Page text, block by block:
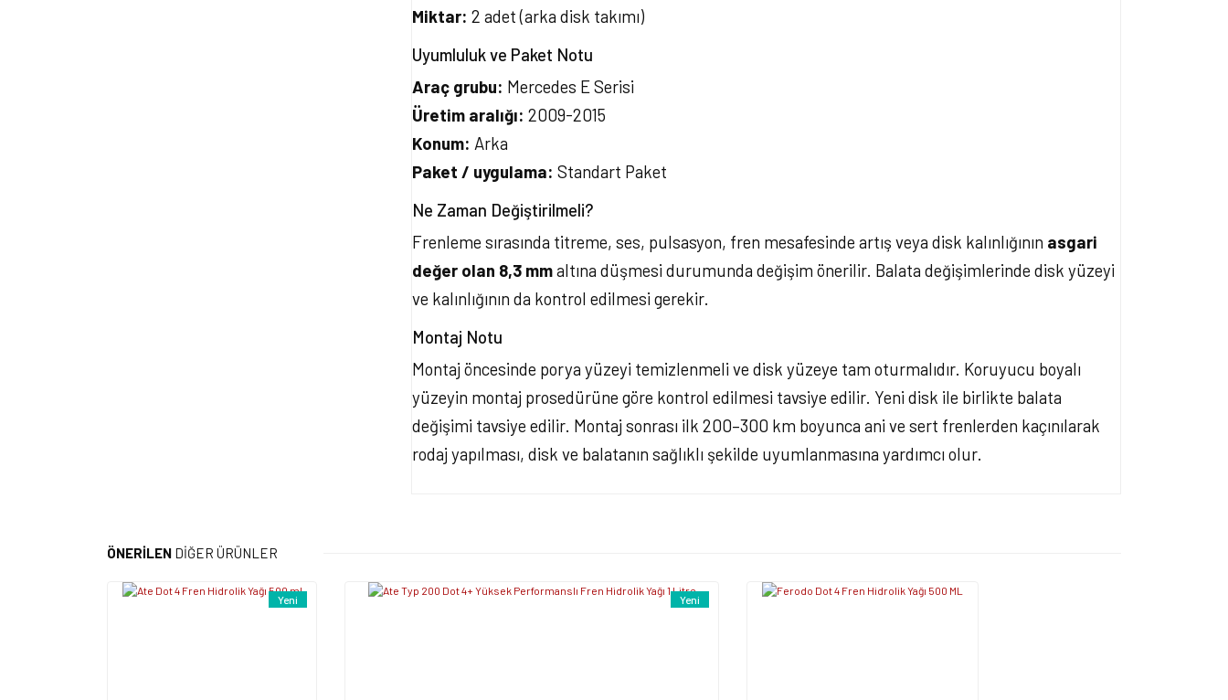
Miktar: 2 adet (arka disk takımı)
Uyumluluk ve Paket Notu
Araç grubu: Mercedes E Serisi
Üretim aralığı: 2009-2015
Konum: Arka
Paket / uygulama: Standart Paket
Ne Zaman Değiştirilmeli?
Frenleme sırasında titreme, ses, pulsasyon, fren mesafesinde artış veya disk kalınlığının asgari
değer olan 8,3 mmaltına düşmesi durumunda değişim önerilir. Balata değişimlerinde disk yüzeyi
ve kalınlığının da kontrol edilmesi gerekir.
Montaj Notu
Montaj öncesinde porya yüzeyi temizlenmeli ve disk yüzeye tam oturmalıdır. Koruyucu boyalı
yüzeyin montaj prosedürüne göre kontrol edilmesi tavsiye edilir. Yeni disk ile birlikte balata
değişimi tavsiye edilir. Montaj sonrası ilk 200–300 km boyunca ani ve sert frenlerden kaçınılarak
rodaj yapılması, disk ve balatanın sağlıklı şekilde uyumlanmasına yardımcı olur.
Yorum Yaz
Ürün resmi kalitesiz, bozuk veya görüntülenemiyor.
ÖNERİLEN DİĞER ÜRÜNLER
Yeni Yeni